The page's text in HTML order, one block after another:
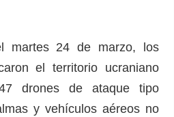
martes 24 de marzo, los
el territorio ucraniano
drones de ataque tipo
y vehículos aéreos no